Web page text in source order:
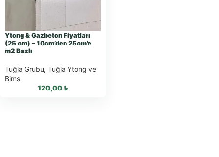
Ytong & Gazbeton Fiyatları
(25 cm) – 10cm’den 25cm’e
m2 Bazlı
Tuğla Grubu, Tuğla Ytong ve
Bims
120,00₺